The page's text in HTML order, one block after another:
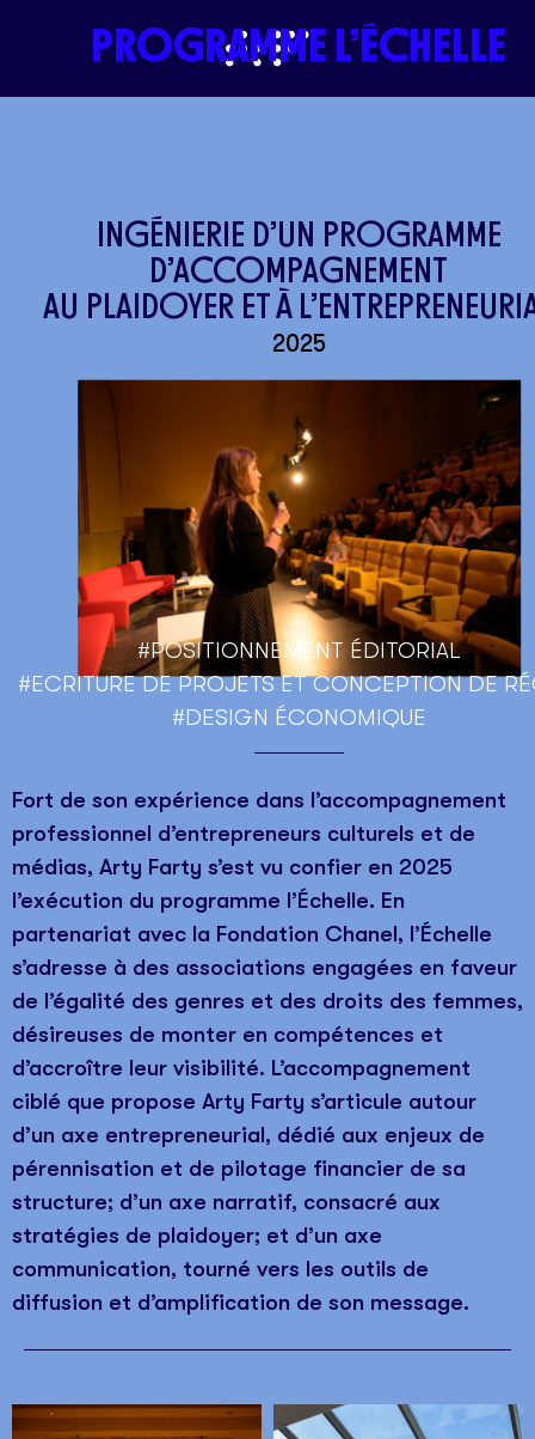
PROGRAMME L’ÉCHELLE
INGÉNIERIE D’UN PROGRAMME
D’ACCOMPAGNEMENT
AU PLAIDOYER ET À
2025
#POSITIONNEMENT ÉDITORIAL
#ECRITURE DE PROJETS ET CONCEPTION DE
#DESIGN ÉCONOMIQUE
Fort de son expérience dans l’accompagnement
professionnel d’entrepreneurs culturels et de
médias, Arty Farty s’est vu confier en 2025
l’exécution du programme l’Échelle. En
partenariat avec la Fondation Chanel, l’Échelle
s’adresse à des associations engagées en faveur
de l’égalité des genres et des droits des femmes,
désireuses de monter en compétences et
d’accroître leur visibilité. L’accompagnement
ciblé que propose Arty Farty s’articule autour
d’un axe entrepreneurial, dédié aux enjeux de
pérennisation et de pilotage financier de sa
structure; d’un axe narratif, consacré aux
stratégies de plaidoyer; et d’un axe
communication, tourné vers les outils de
diffusion et d’amplification de son message.